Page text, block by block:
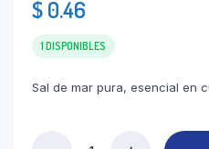
$0.46
1 DISPONIBLES
Sal de mar pura, esencial en